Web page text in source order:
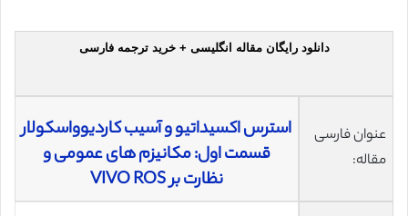
دانلود رایگان مقاله انگلیسی + خرید ترجمه فارسی
عنوان فارسی
مقاله:
استرس اکسیداتیو و آسیب کاردیوواسکولار
قسمت اول: مکانیزم های عمومی و
نظارت بر VIVO ROS